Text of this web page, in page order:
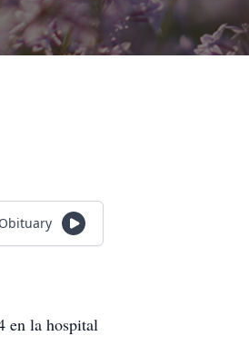
en la hospital